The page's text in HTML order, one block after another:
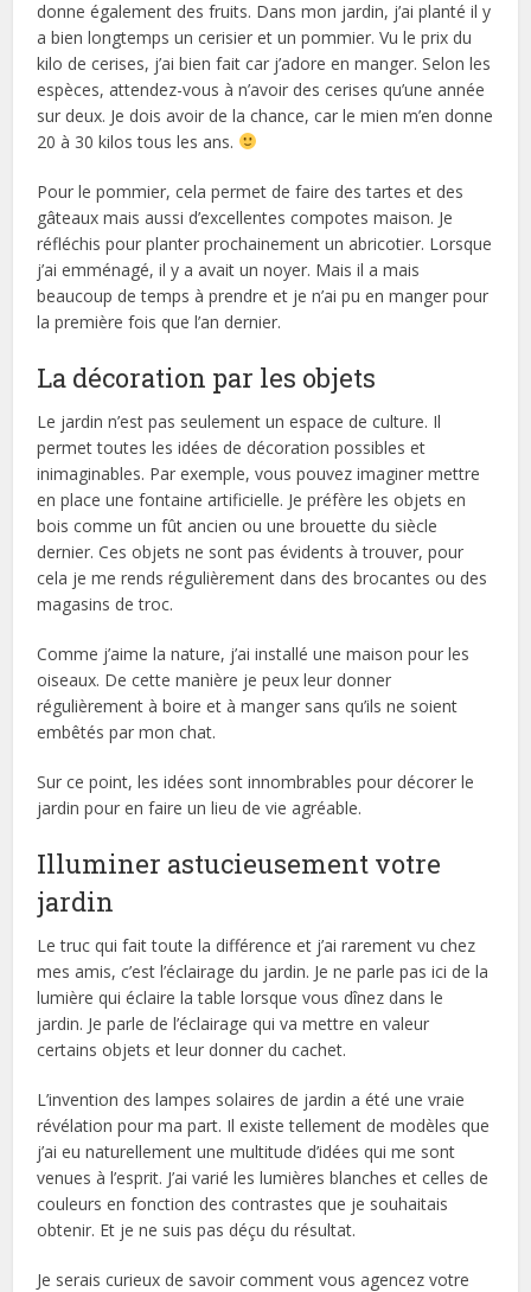
donne également des fruits. Dans mon jardin, j’ai planté il y
a bien longtemps un cerisier et un pommier. Vu le prix du
kilo de cerises, j’ai bien fait car j’adore en manger. Selon les
espèces, attendez-vous à n’avoir des cerises qu’une année
sur deux. Je dois avoir de la chance, car le mien m’en donne
20 à 30 kilos tous les ans.
Pour le pommier, cela permet de faire des tartes et des
gâteaux mais aussi d’excellentes compotes maison. Je
réfléchis pour planter prochainement un abricotier. Lorsque
j’ai emménagé, il y a avait un noyer. Mais il a mais
beaucoup de temps à prendre et je n’ai pu en manger pour
la première fois que l’an dernier.
La décoration par les objets
Le jardin n’est pas seulement un espace de culture. Il
permet toutes les idées de décoration possibles et
inimaginables. Par exemple, vous pouvez imaginer mettre
en place une fontaine artificielle. Je préfère les objets en
bois comme un fût ancien ou une brouette du siècle
dernier. Ces objets ne sont pas évidents à trouver, pour
cela je me rends régulièrement dans des brocantes ou des
magasins de troc.
Comme j’aime la nature, j’ai installé une maison pour les
oiseaux. De cette manière je peux leur donner
régulièrement à boire et à manger sans qu’ils ne soient
embêtés par mon chat.
Sur ce point, les idées sont innombrables pour décorer le
jardin pour en faire un lieu de vie agréable.
Illuminer astucieusement votre
jardin
Le truc qui fait toute la différence et j’ai rarement vu chez
mes amis, c’est l’éclairage du jardin. Je ne parle pas ici de la
lumière qui éclaire la table lorsque vous dînez dans le
jardin. Je parle de l’éclairage qui va mettre en valeur
certains objets et leur donner du cachet.
L’invention des lampes solaires de jardin a été une vraie
révélation pour ma part. Il existe tellement de modèles que
j’ai eu naturellement une multitude d’idées qui me sont
venues à l’esprit. J’ai varié les lumières blanches et celles de
couleurs en fonction des contrastes que je souhaitais
obtenir. Et je ne suis pas déçu du résultat.
Je serais curieux de savoir comment vous agencez votre